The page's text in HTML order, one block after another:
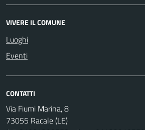
VIVERE IL COMUNE
Luoghi
Eventi
CONTATTI
Via Fiumi Marina, 8
73055 Racale (LE)